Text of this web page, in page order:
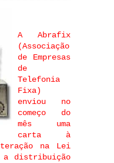
A Abrafix
(Associação
de Empresas
de
Telefonia
Fixa)
enviou no
começo do
mês uma
carta à
na Lei
a distribuição